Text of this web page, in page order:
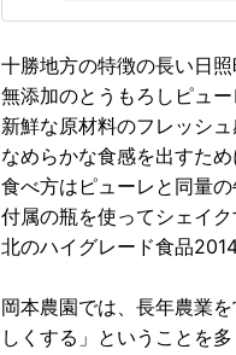
十勝地方の特徴の長い日
無添加のとうもろしピュー
新鮮な原材料のフレッシ
なめらかな食感を出すた
食べ方はピューレと同量
付属の瓶を使ってシェイ
北のハイグレード食品
岡本農園では、長年農業
しくする」ということを